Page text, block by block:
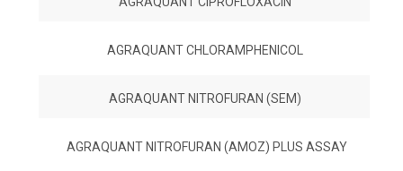
AGRAQUANT CHLORAMPHENICOL
AGRAQUANT NITROFURAN (SEM)
AGRAQUANT NITROFURAN (AMOZ) PLUS ASSAY